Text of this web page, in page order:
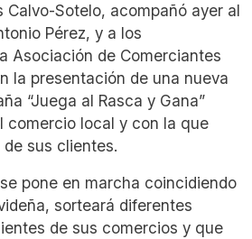
Calvo-Sotelo, acompañó ayer al
Pérez, y a los
Asociación de Comerciantes
la presentación de una nueva
“Juega al Rasca y Gana”
comercio local y con la que
sus clientes.
pone en marcha coincidiendo
sorteará diferentes
de sus comercios y que